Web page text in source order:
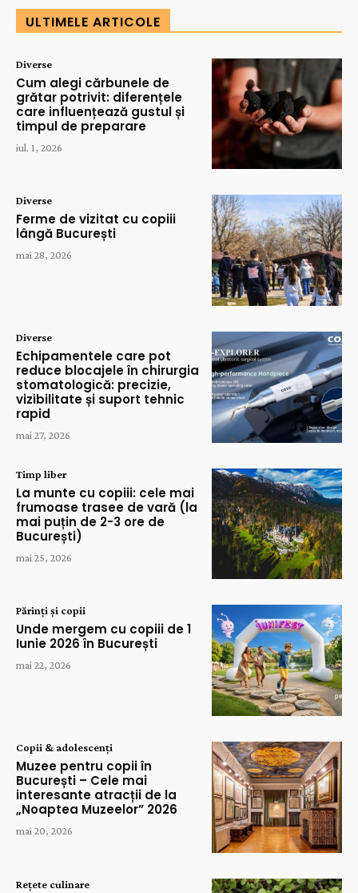
ULTIMELE ARTICOLE
Diverse
Cum alegi cărbunele de
grătar potrivit: diferențele
care influențează gustul și
timpul de preparare
iul. 1, 2026
Diverse
Ferme de vizitat cu copiii
lângă București
mai 28, 2026
Diverse
Echipamentele care pot
reduce blocajele în chirurgia
stomatologică: precizie,
vizibilitate și suport tehnic
rapid
mai 27, 2026
Timp liber
La munte cu copiii: cele mai
frumoase trasee de vară (la
mai puțin de 2-3 ore de
București)
mai 25, 2026
Părinți și copii
Unde mergem cu copiii de 1
Iunie 2026 în București
mai 22, 2026
Copii & adolescenți
Muzee pentru copii în
București – Cele mai
interesante atracții de la
„Noaptea Muzeelor” 2026
mai 20, 2026
Rețete culinare